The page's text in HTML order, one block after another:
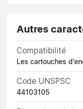
Autres
Compatibilité
Les cartouches
Code UNSPSC
44103105